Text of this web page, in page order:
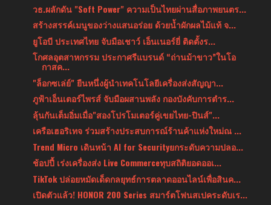
วธ.ผลักดัน "Soft Power" ความเป็นไทยผ่านสื่อภาพยนตร...
สร้างสรรค์เมนูของว่างแสนอร่อย ด้วยน้ำผักผลไม้แท้ จ...
ยูโอบี ประเทศไทย จับมือเชาว์ เอ็นเนอร์ยี่ ติดตั้งร...
โกศลอุตสาหกรรม ประกาศรีแบรนด์ “ถ่านม้าขาว”ในโอ
กาสค...
"ล็อกซเล่ย์" ยืนหนึ่งผู้นำเทคโนโลยีเครื่องส่งสัญญา...
ภูฟ้าเอ็นเตอร์ไพรส์ จับมือผสานพลัง กองบังคับการตำร...
ลุ้นกันเต็มอิ่มเมื่อ"สองโปรโมเตอร์คู่เขยไทย-ปินส์"...
เครือเฮอริเทจ ร่วมสร้างประสบการณ์ร้านค้าแห่งใหม่ณ ...
Trend Micro เดินหน้า AI for Securityยกระดับความปลอ...
ช้อปปี้ เร่งเครื่องส่ง Live Commerceทุบสถิติยอดออเ...
TikTok ปล่อยหมัดเด็ดกลยุทธ์การตลาดออนไลน์เพื่อสินค...
เปิดตัวแล้ว! HONOR 200 Series สมาร์ตโฟนสเปคระดับเร...